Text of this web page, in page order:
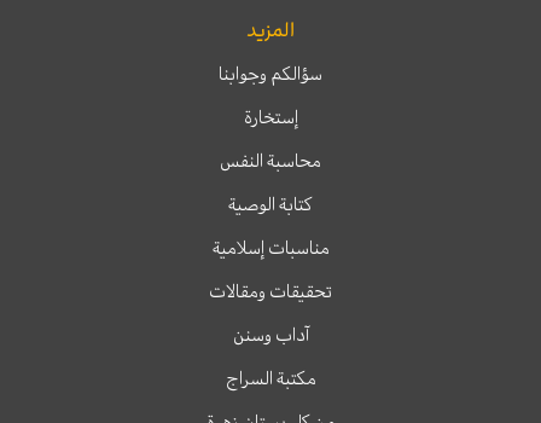
المزيد
سؤالكم وجوابنا
إستخارة
محاسبة النفس
كتابة الوصية
مناسبات إسلامية
تحقيقات ومقالات
آداب وسنن
مكتبة السراج